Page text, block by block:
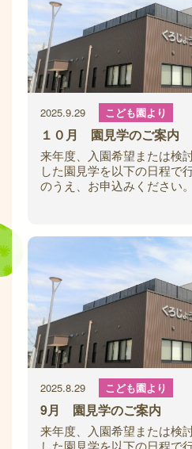
2025.9.29 こども園より
１０月 園見学のご案内
来年度、入園希望または検
した園見学を以下の日程で
のうえ、お申込みください
2025.8.29 こども園より
9月 園見学のご案内
来年度、入園希望または検